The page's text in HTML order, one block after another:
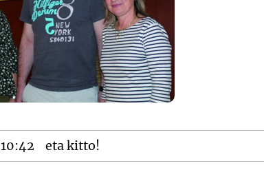
10:42 eta kitto!